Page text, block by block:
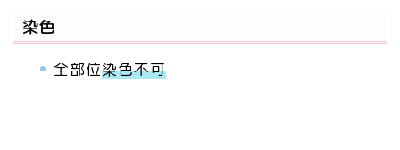
染色
全部位染色不可